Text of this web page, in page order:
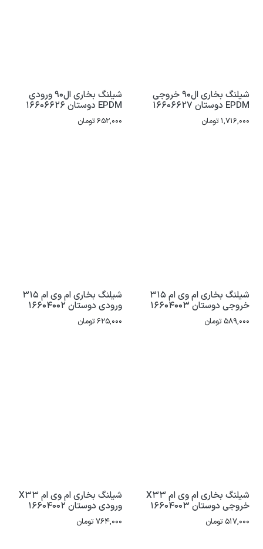
شیلنگ بخاری ال90 خروجی
EPDM دوستان 16606627
1,716,000 تومان
شیلنگ بخاری ال90 ورودی
EPDM دوستان 16606626
652,000تومان
شیلنگ بخاری ام وی ام 315
خروجی دوستان 16604003
589,000 تومان
شیلنگ بخاری ام وی ام 315
ورودی دوستان 16604002
625,000تومان
شیلنگ بخاری ام وی ام X33
خروجی دوستان 16604003
517,000 تومان
شیلنگ بخاری ام وی ام X33
ورودی دوستان 16604002
764,000تومان